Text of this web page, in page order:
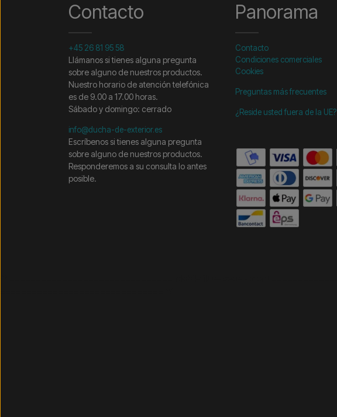
Contacto
+45 26 81 95 58
Llámanos si tienes alguna pregunta
sobre alguno de nuestros productos.
Nuestro horario de atención telefónica
es de 9.00 a 17.00 horas.
Sábado y domingo: cerrado
info@ducha-de-exterior.es
Escríbenos si tienes alguna pregunta
sobre alguno de nuestros productos.
Responderemos a su consulta lo antes
posible.
Panorama
Contacto
Condiciones comerciales
Cookies
Preguntas más frecuentes
¿Reside usted fuera de la UE?